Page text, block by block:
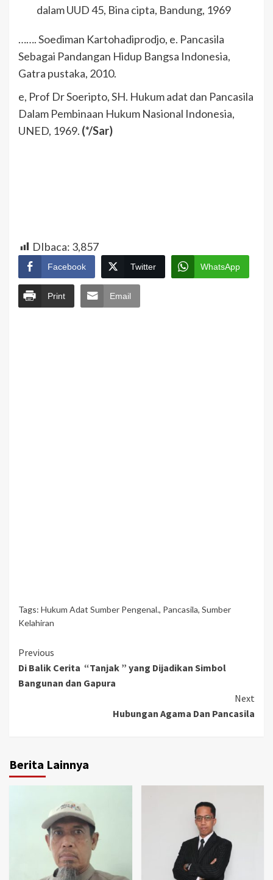
dalam UUD 45, Bina cipta, Bandung, 1969
……. Soediman Kartohadiprodjo, e. Pancasila
Sebagai Pandangan Hidup Bangsa Indonesia,
Gatra pustaka, 2010.
e, Prof Dr Soeripto, SH. Hukum adat dan Pancasila
Dalam Pembinaan Hukum Nasional Indonesia,
UNED, 1969. (*/Sar)
DIbaca: 3,857
Facebook Twitter WhatsApp
Print Email
Tags: Hukum Adat Sumber Pengenal., Pancasila, Sumber
Kelahiran
Continue
Reading
Previous
Di Balik Cerita “Tanjak ” yang Dijadikan Simbol
Bangunan dan Gapura
Next
Hubungan Agama Dan Pancasila
Berita Lainnya